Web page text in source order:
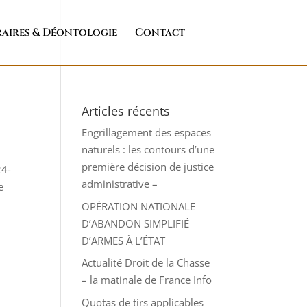
& Déontologie Contact
Articles récents
Engrillagement des espaces
naturels : les contours d’une
première décision de justice
administrative –
OPÉRATION NATIONALE
D’ABANDON SIMPLIFIÉ
D’ARMES À L’ÉTAT
Actualité Droit de la Chasse
– la matinale de France Info
Quotas de tirs applicables